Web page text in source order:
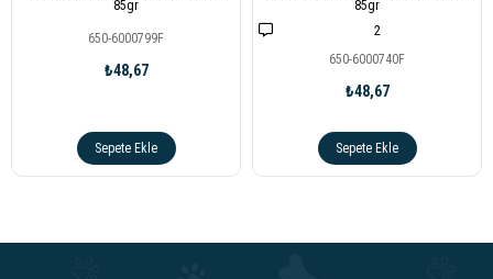
85gr
650-6000799F
₺48,67
Sepete Ekle
85gr
2
650-6000740F
₺48,67
Sepete Ekle